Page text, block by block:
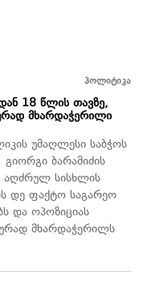
პოლიტიკა
18 წლის თავზე,
მხარდაჭერილი
უმაღლესი საბჭოს
ბარამიძის
აღძრულ სისხლის
დე ფაქტო საგარეო
და ოპოზიციას
მხარდაჭერილს